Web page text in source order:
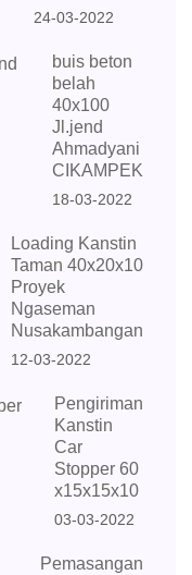
24-03-2022
buis beton
belah
40x100
Jl.jend
Ahmadyani
CIKAMPEK
18-03-2022
Loading Kanstin
Taman 40x20x10
Proyek
Ngaseman
Nusakambangan
12-03-2022
Pengiriman
Kanstin
Car
Stopper 60
x15x15x10
03-03-2022
Pemasangan